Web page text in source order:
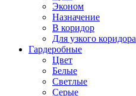
Эконом
Назначение
В коридор
Для узкого коридора
Гардеробные
Цвет
Белые
Светлые
Серые